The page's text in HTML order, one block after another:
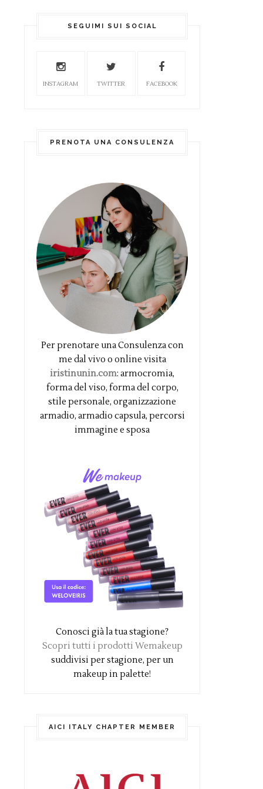
SEGUIMI SUI SOCIAL
INSTAGRAM TWITTER FACEBOOK
PRENOTA UNA CONSULENZA
Per prenotare una Consulenza con
me dal vivo o online visita
iristinunin.com: armocromia,
forma del viso, forma del corpo,
stile personale, organizzazione
armadio, armadio capsula, percorsi
immagine e sposa
Conosci già la tua stagione?
Scopri tutti i prodotti Wemakeup
suddivisi per stagione, per un
makeup in palette!
AICI ITALY CHAPTER MEMBER